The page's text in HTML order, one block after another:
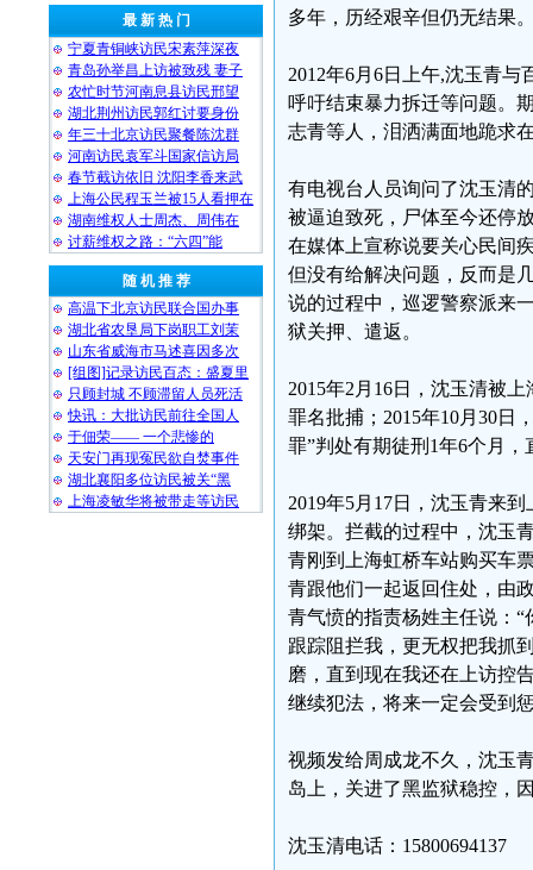
最 新 热 门
宁夏青铜峡访民宋素萍深夜
青岛孙举昌上访被致残 妻子
农忙时节河南息县访民邢望
湖北荆州访民郭红讨要身份
年三十北京访民聚餐陈沈群
河南访民袁军斗国家信访局
春节截访依旧 沈阳李香来武
上海公民程玉兰被15人看押在
湖南维权人士周杰、周伟在
讨薪维权之路：“六四”能
随 机 推 荐
高温下北京访民联合国办事
湖北省农垦局下岗职工刘茉
山东省威海市马述喜因多次
[组图]记录访民百态：盛夏里
只顾封城 不顾滞留人员死活
快讯：大批访民前往全国人
于佃荣—— 一个悲惨的
天安门再现冤民欲自焚事件
湖北襄阳多位访民被关“黑
上海凌敏华将被带走等访民
多年，历经艰辛但仍无结果
2012年6月6日上午,沈玉青
呼吁结束暴力拆迁等问题。
志青等人，泪洒满面地跪求
有电视台人员询问了沈玉清
被逼迫致死，尸体至今还停
在媒体上宣称说要关心民间
但没有给解决问题，反而是
说的过程中，巡逻警察派来
狱关押、遣返。
2015年2月16日，沈玉清被
罪名批捕；2015年10月30日
罪”判处有期徒刑1年6个月，
2019年5月17日，沈玉青来
绑架。拦截的过程中，沈玉
青刚到上海虹桥车站购买车
青跟他们一起返回住处，由
青气愤的指责杨姓主任说：
跟踪阻拦我，更无权把我抓
磨，直到现在我还在上访控
继续犯法，将来一定会受到
视频发给周成龙不久，沈玉
岛上，关进了黑监狱稳控，
沈玉清电话：15800694137